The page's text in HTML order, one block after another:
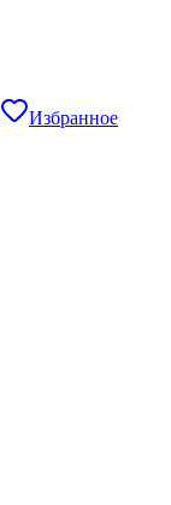
Избранное